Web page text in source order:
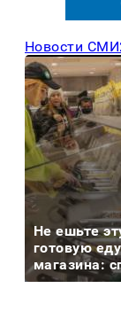
Новости
Не ешьте
готовую
магазина: